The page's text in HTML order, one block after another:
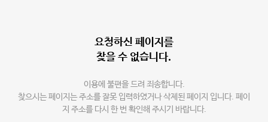
요청하신 페이지를
찾을 수 없습니다.
이용에 불편을 드려 죄송합니다.
찾으시는 페이지는 주소를 잘못 입력하였거나 삭제된 페이지 입니다. 페이
지 주소를 다시 한 번 확인해 주시기 바랍니다.